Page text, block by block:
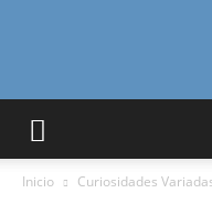
Inicio Curiosidades